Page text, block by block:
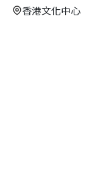
香港文化中心